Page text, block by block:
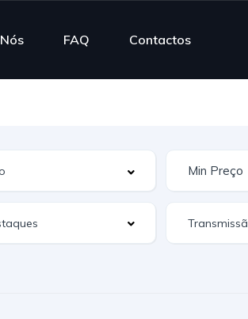
FAQ Contactos